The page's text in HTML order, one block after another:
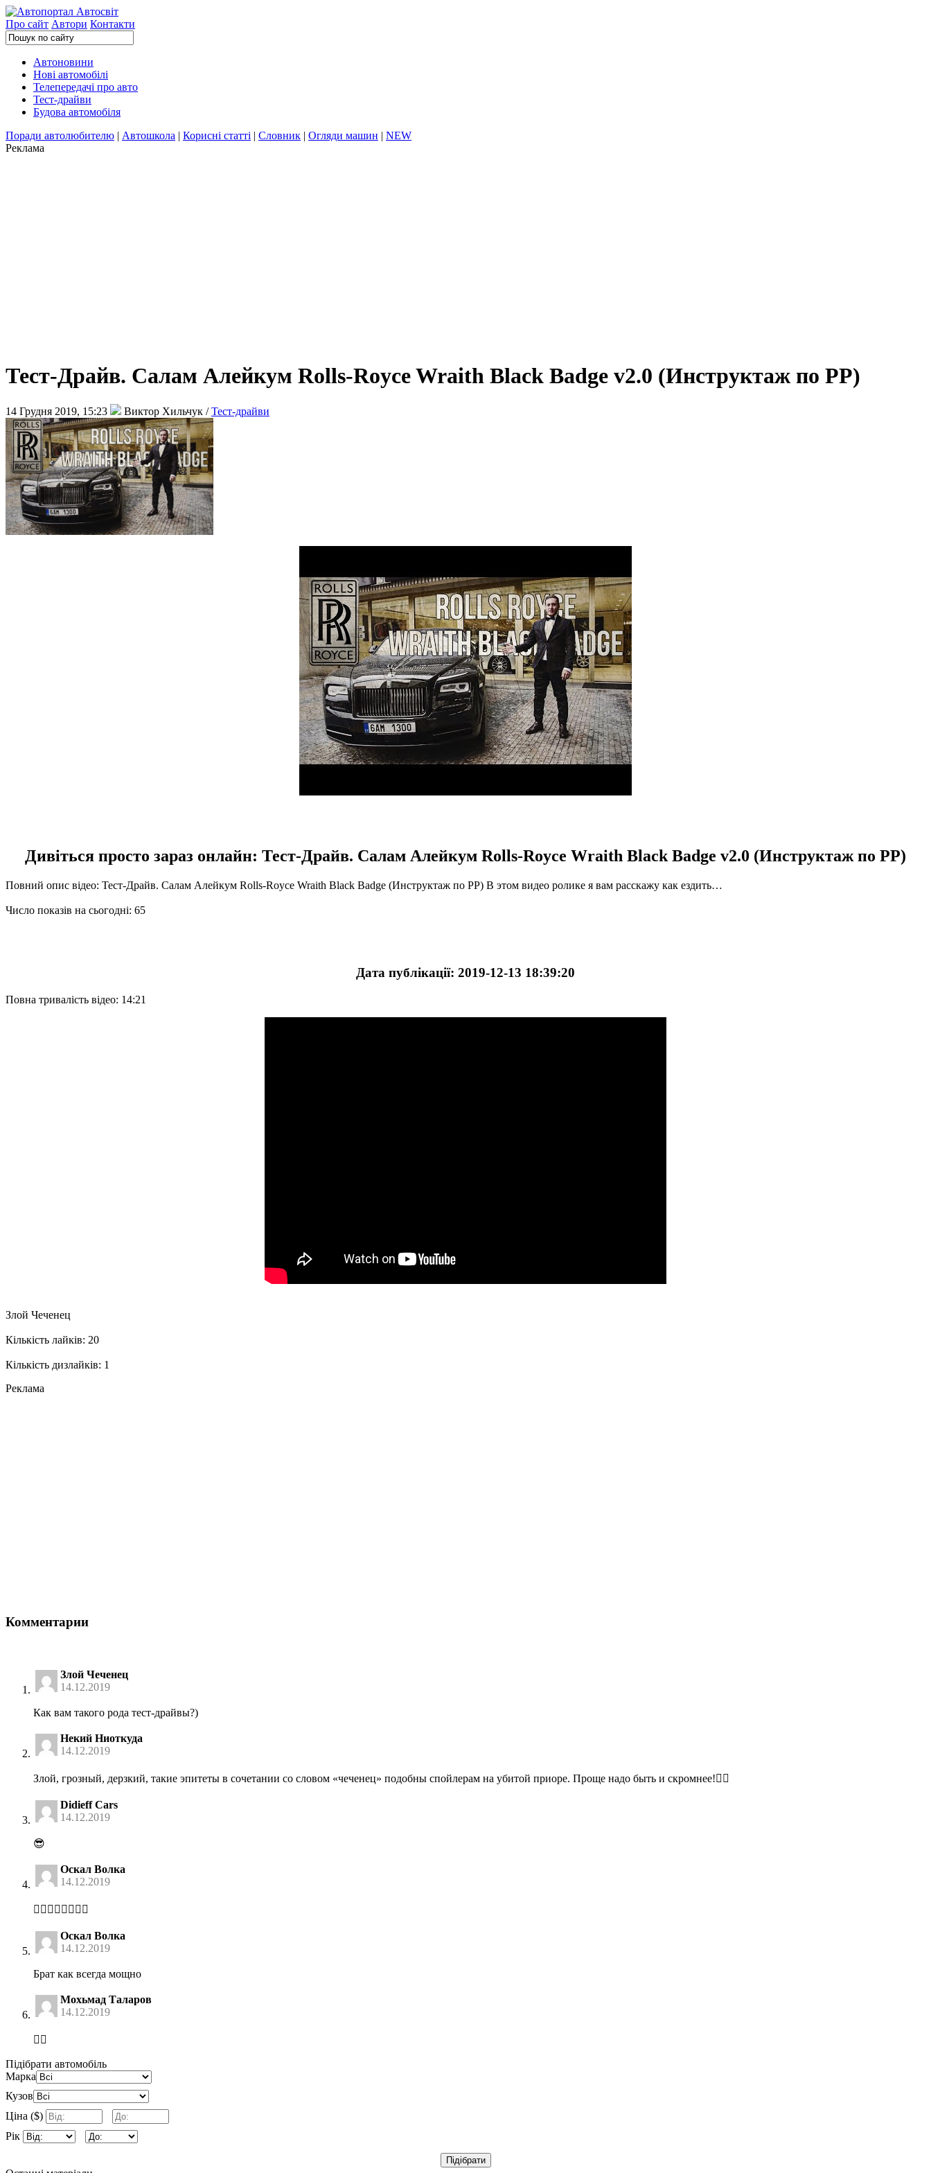
Про сайт Автори Контакти
Автоновини
Нові автомобілі
Телепередачі про авто
Тест-драйви
Будова автомобіля
Поради автолюбителю | Автошкола | Корисні статті | Словник | Огляди машин | NEW
Реклама
Тест-Драйв. Салам Алейкум Rolls-Royce Wraith Black Badge v2.0 (Инструктаж по РР)
14 Грудня 2019, 15:23 Виктор Хильчук /Тест-драйви
Дивіться просто зараз онлайн: Тест-Драйв. Салам Алейкум Rolls-Royce Wraith Black Badge v2.0 (Инструктаж по РР)
Повний опис відео: Тест-Драйв. Салам Алейкум Rolls-Royce Wraith Black Badge (Инструктаж по РР) В этом видео ролике я вам расскажу как ездить…
Число показів на сьогодні: 65
Дата публікації: 2019-12-13 18:39:20
Повна тривалість відео: 14:21
Злой Чеченец
Кількість лайків: 20
Кількість дизлайків: 1
Реклама
Комментарии
Злой Чеченец
14.12.2019
Как вам такого рода тест-драйвы?)
Некий Ниоткуда
14.12.2019
Злой, грозный, дерзкий, такие эпитеты в сочетании со словом «чеченец» подобны спойлерам на убитой приоре. Проще надо быть и скромнее!☝🏻
Didieff Cars
14.12.2019
😎
Оскал Волка
14.12.2019
👍🏻👍🏻👍🏻👍🏻
Оскал Волка
14.12.2019
Брат как всегда мощно
Мохьмад Таларов
14.12.2019
👍🏻
Підібрати автомобіль
Марка
Кузов
Ціна ($)
Рік